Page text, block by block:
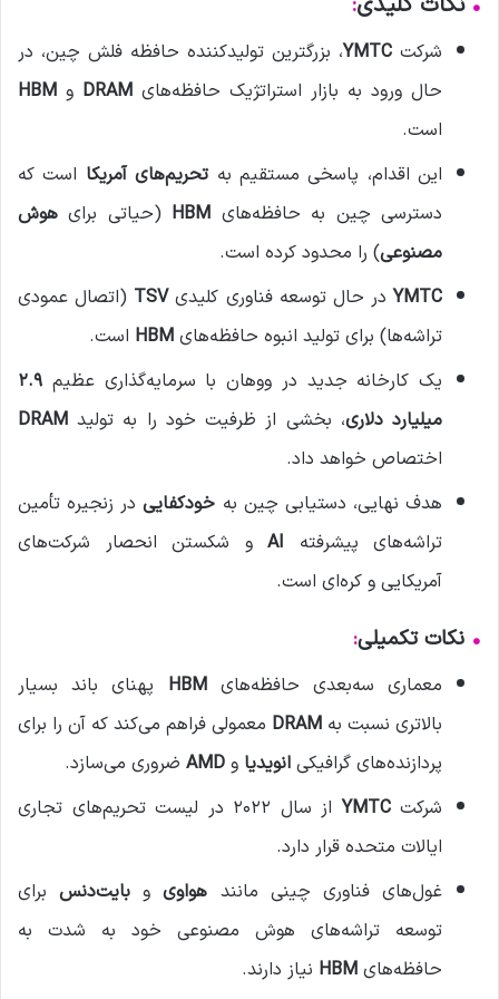
شرکت YMTC، بزرگترین تولیدکننده حافظه فلش چین، در
حال ورود به بازار استراتژیک حافظه‌های DRAM و HBM
است.
این اقدام، پاسخی مستقیم بهتحریم‌های آمریکا است که
دسترسی چین به حافظه‌های HBM (حیاتی برای هوش
مصنوعی) را محدود کرده است.
YMTCدر حال توسعه فناوری کلیدیTSV (اتصال عمودی
تراشه‌ها) برای تولید انبوه حافظه‌های HBM است.
یک کارخانه جدید در ووهان با سرمایه‌گذاری عظیم ۲.۹
میلیارد دلاری، بخشی از ظرفیت خود را به تولید DRAM
اختصاص خواهد داد.
هدف نهایی، دستیابی چین به خودکفاییدر زنجیره تأمین
تراشه‌های پیشرفته AI و شکستن انحصار شرکت‌های
آمریکایی و کره‌ای است.
• نکات تکمیلی:
معماری سه‌بعدی حافظه‌هایHBM پهنای باند بسیار
بالاتری نسبت به DRAM معمولی فراهم می‌کند که آن را برای
پردازنده‌های گرافیکی انویدیا و AMD ضروری می‌سازد.
شرکتYMTC
از سال ۲۰۲۲ در لیست تحریم‌های تجاری
ایالات متحده قرار دارد.
غول‌های فناوری چینی مانند هواویو بایت‌دنسبرای
توسعه تراشه‌های هوش مصنوعی خود به شدت به
حافظه‌های HBM نیاز دارند.